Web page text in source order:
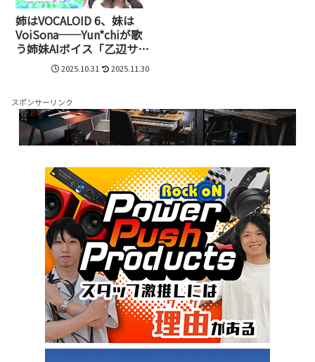
姉はVOCALOID 6、妹は
VoiSona──Yun*chiが歌
う姉妹AIボイス「乙辺サフ
ァイア」「乙辺ヒスイ」
誕生。アニメ化も視野に
2025.10.31 2025.11.30
スポンサーリンク